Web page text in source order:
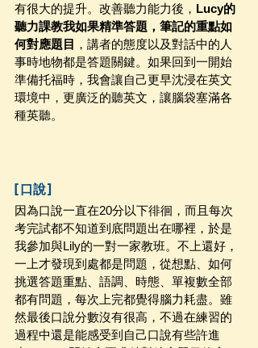
有很大的提升。改善聽力能力後， Lucy的
聽力課教我如果精準答題，筆記的重點如
何對應題目 ，講者的態度以及對話中的人
事時地物都是答題關鍵。如果回到一開始
準備托福時，我會讓自己更早沈浸在英文
環境中，更廣泛的聽英文，讓腦袋塞滿各
種英聽。
[口說]
因為口說一直在20分以下徘徊，而且每次
考完試都不知道到底問題出在哪裡，於是
我參加與Lily的一對一家教班。不上還好，
一上才發現到處都是問題，從想點、如何
挑選答題重點、語調、時態、單複數全部
都有問題，每次上完都覺得腦力耗盡。雖
然最後口說分數沒有很高，不過在練習的
過程中還是能感受到自己口說有些許進